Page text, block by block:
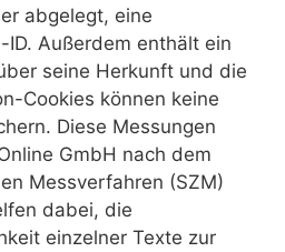
abgelegt, eine
ID. Außerdem enthält ein
seine Herkunft und die
Cookies können keine
Diese Messungen
GmbH nach dem
Messverfahren (SZM)
dabei, die
einzelner Texte zur